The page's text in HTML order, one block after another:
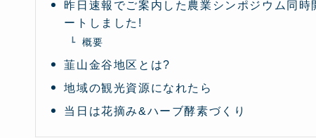
昨日速報でご案内した農業シンポジウム同
ートしました!
概要
韮山金谷地区とは?
地域の観光資源になれたら
当日は花摘み&ハーブ酵素づくり